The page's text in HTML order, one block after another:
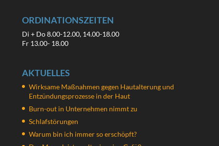
ORDINATIONSZEITEN
Di + Do 8.00-12.00, 14.00-18.00
Fr 13.00- 18.00
AKTUELLES
Wirksame Maßnahmen gegen Hautalterung und
Entzündungsprozesse in der Haut
Burn-out in Unternehmen nimmt zu
Schlafstörungen
Warum bin ich immer so erschöpft?